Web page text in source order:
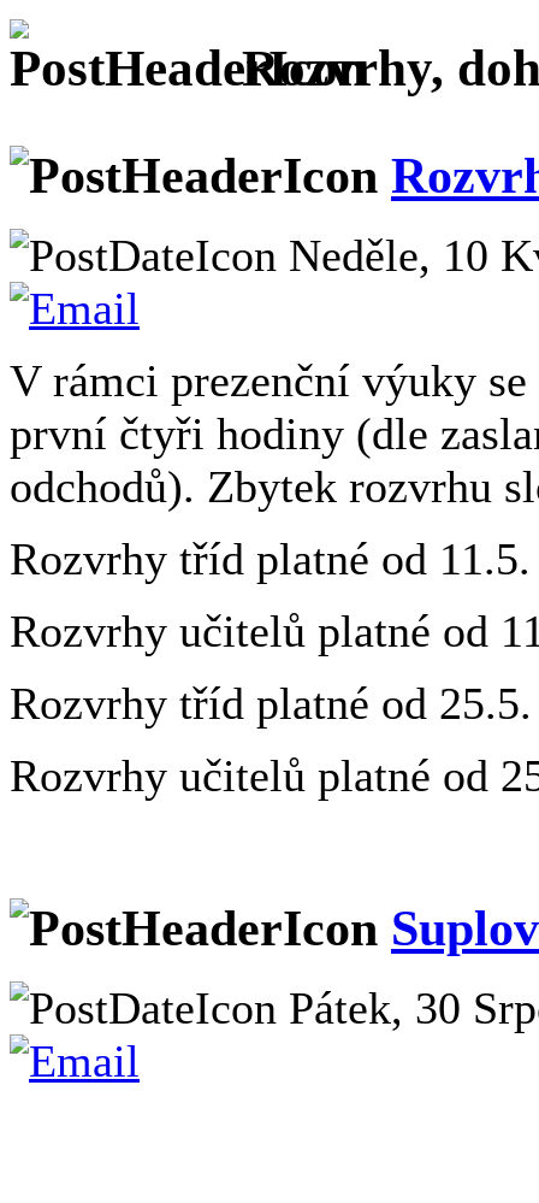
Rozvrhy,
Neděle, 10
V rámci prezenční výuky
první čtyři hodiny (dle
odchodů). Zbytek rozvrhu
Rozvrhy tříd platné od
Rozvrhy učitelů platné od
Rozvrhy tříd platné od
Rozvrhy učitelů platné od
Pátek, 30